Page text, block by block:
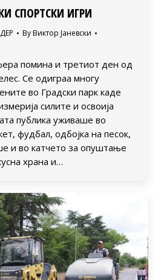
СПОРТСКИ ИГРИ
By Виктор Јаневски
помина и третиот ден од
Се одиграа многу
во Градски парк каде
силите и освоија
публика уживаше во
фудбал, одбојка на песок,
и во катчето за опуштање
храна и…